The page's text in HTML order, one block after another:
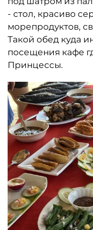
- стол, красиво
морепродуктов,
Такой обед куда
посещения кафе
Принцессы.